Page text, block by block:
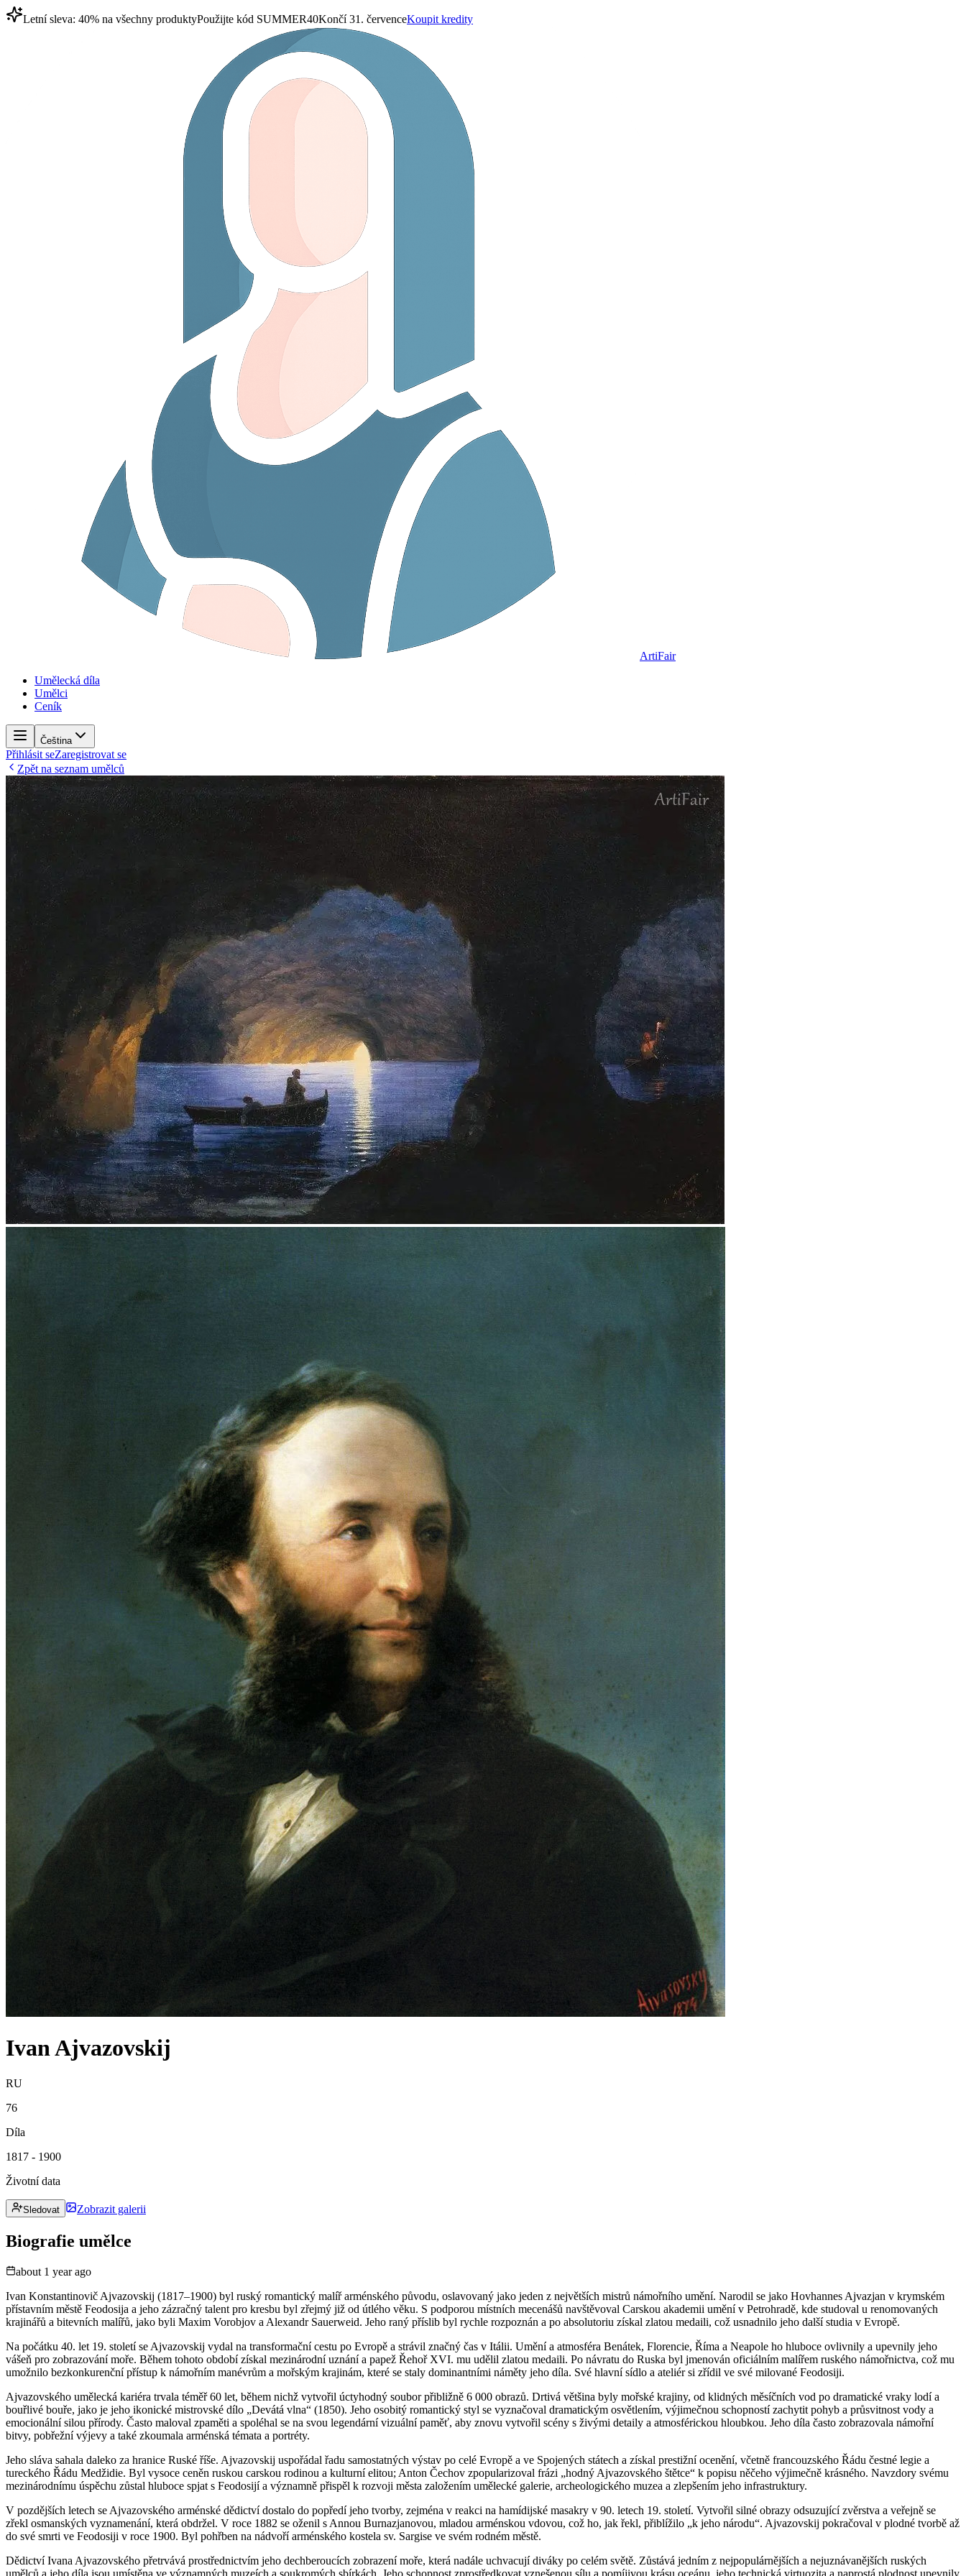
Letní sleva: 40% na všechny produktyPoužijte kód SUMMER40Končí 31. červenceKoupit kredity
ArtiFair
Umělecká díla
Umělci
Ceník
Čeština
Přihlásit seZaregistrovat se
Zpět na seznam umělců
Ivan Ajvazovskij
RU
76
Díla
1817 - 1900
Životní data
Sledovat Zobrazit galerii
Biografie umělce
about 1 year ago
Ivan Konstantinovič Ajvazovskij (1817–1900) byl ruský romantický malíř arménského původu, oslavovaný jako jeden z největších mistrů námořního umění. Narodil se jako Hovhannes Ajvazjan v krymském
přístavním městě Feodosija a jeho zázračný talent pro kresbu byl zřejmý již od útlého věku. S podporou místních mecenášů navštěvoval Carskou akademii umění v Petrohradě, kde studoval u renomovaných
krajinářů a bitevních malířů, jako byli Maxim Vorobjov a Alexandr Sauerweid. Jeho raný příslib byl rychle rozpoznán a po absolutoriu získal zlatou medaili, což usnadnilo jeho další studia v Evropě.
Na počátku 40. let 19. století se Ajvazovskij vydal na transformační cestu po Evropě a strávil značný čas v Itálii. Umění a atmosféra Benátek, Florencie, Říma a Neapole ho hluboce ovlivnily a upevnily jeho
vášeň pro zobrazování moře. Během tohoto období získal mezinárodní uznání a papež Řehoř XVI. mu udělil zlatou medaili. Po návratu do Ruska byl jmenován oficiálním malířem ruského námořnictva, což mu
umožnilo bezkonkurenční přístup k námořním manévrům a mořským krajinám, které se staly dominantními náměty jeho díla. Své hlavní sídlo a ateliér si zřídil ve své milované Feodosiji.
Ajvazovského umělecká kariéra trvala téměř 60 let, během nichž vytvořil úctyhodný soubor přibližně 6 000 obrazů. Drtivá většina byly mořské krajiny, od klidných měsíčních vod po dramatické vraky lodí a
bouřlivé bouře, jako je jeho ikonické mistrovské dílo „Devátá vlna“ (1850). Jeho osobitý romantický styl se vyznačoval dramatickým osvětlením, výjimečnou schopností zachytit pohyb a průsvitnost vody a
emocionální silou přírody. Často maloval zpaměti a spoléhal se na svou legendární vizuální paměť, aby znovu vytvořil scény s živými detaily a atmosférickou hloubkou. Jeho díla často zobrazovala námořní
bitvy, pobřežní výjevy a také zkoumala arménská témata a portréty.
Jeho sláva sahala daleko za hranice Ruské říše. Ajvazovskij uspořádal řadu samostatných výstav po celé Evropě a ve Spojených státech a získal prestižní ocenění, včetně francouzského Řádu čestné legie a
tureckého Řádu Medžidie. Byl vysoce ceněn ruskou carskou rodinou a kulturní elitou; Anton Čechov zpopularizoval frázi „hodný Ajvazovského štětce“ k popisu něčeho výjimečně krásného. Navzdory svému
mezinárodnímu úspěchu zůstal hluboce spjat s Feodosijí a významně přispěl k rozvoji města založením umělecké galerie, archeologického muzea a zlepšením jeho infrastruktury.
V pozdějších letech se Ajvazovského arménské dědictví dostalo do popředí jeho tvorby, zejména v reakci na hamídijské masakry v 90. letech 19. století. Vytvořil silné obrazy odsuzující zvěrstva a veřejně se
zřekl osmanských vyznamenání, která obdržel. V roce 1882 se oženil s Annou Burnazjanovou, mladou arménskou vdovou, což ho, jak řekl, přiblížilo „k jeho národu“. Ajvazovskij pokračoval v plodné tvorbě až
do své smrti ve Feodosiji v roce 1900. Byl pohřben na nádvoří arménského kostela sv. Sargise ve svém rodném městě.
Dědictví Ivana Ajvazovského přetrvává prostřednictvím jeho dechberoucích zobrazení moře, která nadále uchvacují diváky po celém světě. Zůstává jedním z nejpopulárnějších a nejuznávanějších ruských
umělců a jeho díla jsou umístěna ve významných muzeích a soukromých sbírkách. Jeho schopnost zprostředkovat vznešenou sílu a pomíjivou krásu oceánu, jeho technická virtuozita a naprostá plodnost upevnily